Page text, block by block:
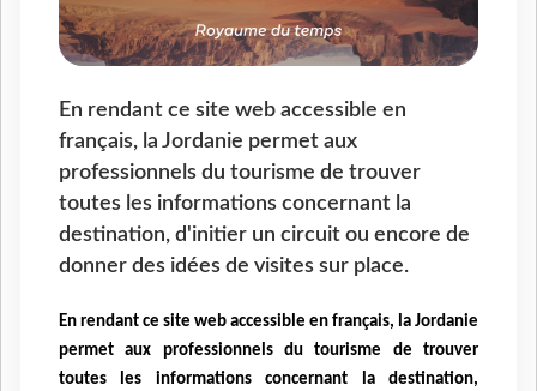
En rendant ce site web accessible en
français, la Jordanie permet aux
professionnels du tourisme de trouver
toutes les informations concernant la
destination, d'initier un circuit ou encore de
donner des idées de visites sur place.
En rendant ce site web accessible en français, la Jordanie
permet aux professionnels du tourisme de trouver
toutes les informations concernant la destination,